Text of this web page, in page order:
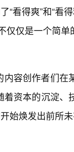
“看得爽”和“看
仅仅是一个简
内容创作者们
着资本的沉淀
始焕发出前所